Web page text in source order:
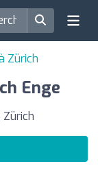
Zürich
Enge